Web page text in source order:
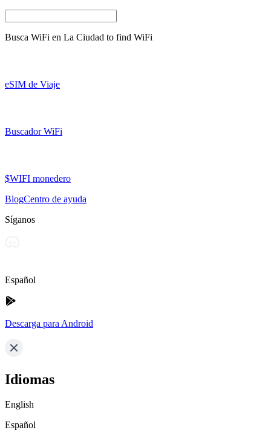
Busca WiFi en La Ciudad to find WiFi
eSIM de Viaje
Buscador WiFi
$WIFI monedero
BlogCentro de ayuda
Síganos
Español
Descarga para Android
Idiomas
English
Español